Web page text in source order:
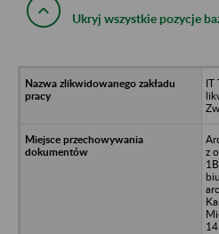
Ukryj wszystkie pozycje
IT
z